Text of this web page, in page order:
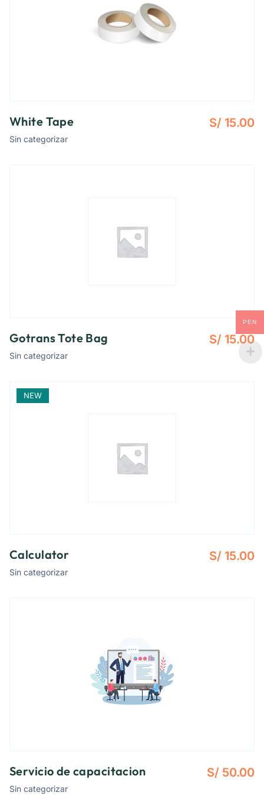
White Tape
Sin categorizar
S/ 15.00
Gotrans Tote Bag
Sin categorizar
S/ 15.00
NEW
Calculator
Sin categorizar
S/ 15.00
Servicio de capacitacion
Sin categorizar
S/ 50.00
PEN